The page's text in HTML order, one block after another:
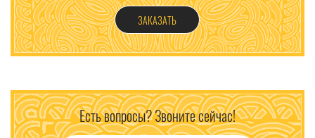
ЗАКАЗАТЬ
Есть вопросы? Звоните сейчас!